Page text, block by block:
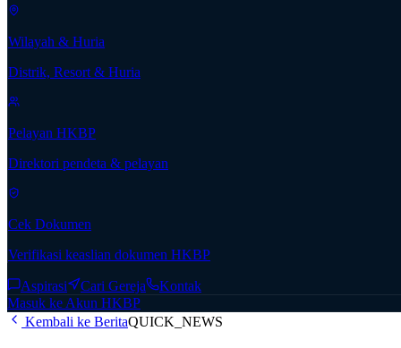
Wilayah & Huria
Distrik, Resort & Huria
Pelayan HKBP
Direktori pendeta & pelayan
Cek Dokumen
Verifikasi keaslian dokumen HKBP
Aspirasi Cari Gereja
Kontak
Masuk ke Akun HKBP
Kembali ke BeritaQUICK_NEWS